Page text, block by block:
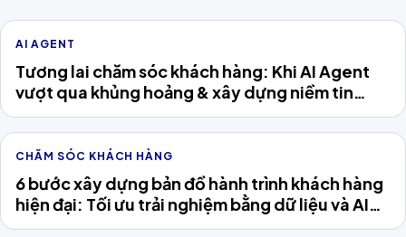
AI AGENT
Tương lai chăm sóc khách hàng: Khi AI Agent
vượt qua khủng hoảng & xây dựng niềm tin
khách hàng
CHĂM SÓC KHÁCH HÀNG
6 bước xây dựng bản đồ hành trình khách hàng
hiện đại: Tối ưu trải nghiệm bằng dữ liệu và AI
Agent